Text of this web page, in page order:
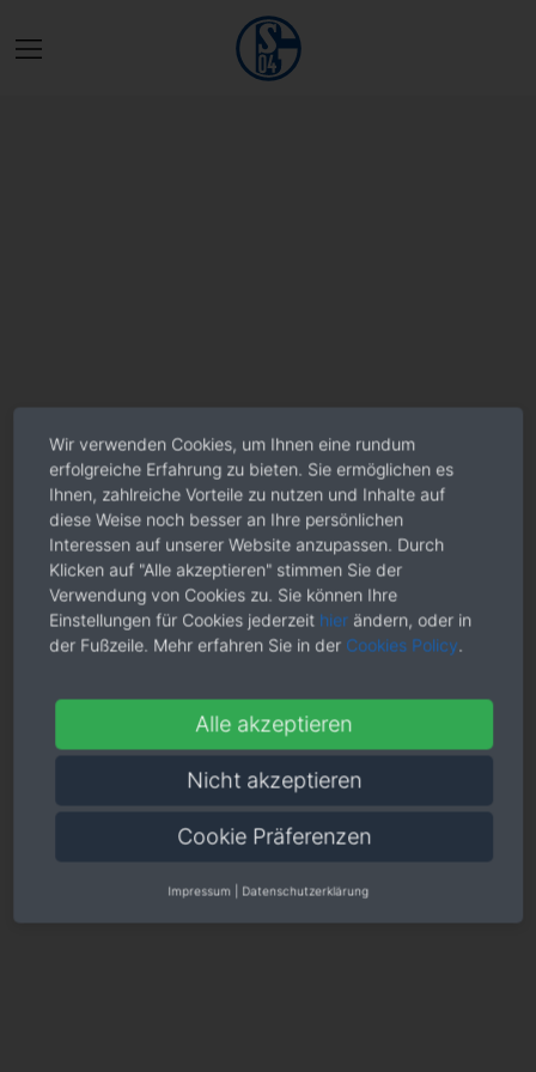
Wir verwenden Cookies, um Ihnen eine rundum
erfolgreiche Erfahrung zu bieten. Sie ermöglichen es
Ihnen, zahlreiche Vorteile zu nutzen und Inhalte auf
diese Weise noch besser an Ihre persönlichen
Interessen auf unserer Website anzupassen. Durch
Klicken auf "Alle akzeptieren" stimmen Sie der
Verwendung von Cookies zu. Sie können Ihre
Einstellungen für Cookies jederzeit hier ändern, oder in
der Fußzeile. Mehr erfahren Sie in der Cookies Policy.
Alle akzeptieren
Nicht akzeptieren
Cookie Präferenzen
Impressum Datenschutzerklärung